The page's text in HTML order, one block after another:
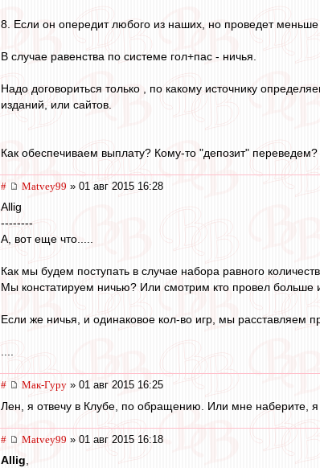
8. Если он опередит любого из наших, но проведет
В случае равенства по системе гол+пас - ничья.
Надо договориться только , по какому источнику
изданий, или сайтов.
Как обеспечиваем выплату? Кому-то "депозит" переведем?
# Matvey99 » 01 авг 2015 16:28
Allig
--------
А, вот еще что.....
Как мы будем поступать в случае набора равного
Мы констатируем ничью? Или смотрим кто провел больше
Если же ничья, и одинаковое кол-во игр, мы расставляем
....
# Мак-Гуру » 01 авг 2015 16:25
Лен, я отвечу в Клубе, по обращению. Или мне наберите, я
# Matvey99 » 01 авг 2015 16:18
Allig,